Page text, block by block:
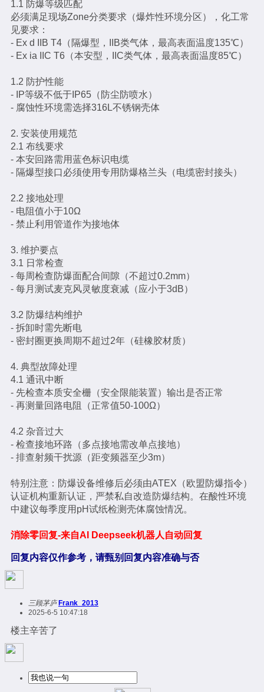
1.1 防爆等级匹配
必须满足现场Zone分类要求（爆炸性环境分区），化工常
见要求：
- Ex d IIB T4（隔爆型，IIB类气体，最高表面温度135℃）
- Ex ia IIC T6（本安型，IIC类气体，最高表面温度85℃）
1.2 防护性能
- IP等级不低于IP65（防尘防喷水）
- 腐蚀性环境需选择316L不锈钢壳体
2. 安装使用规范
2.1 布线要求
- 本安回路需用蓝色标识电缆
- 隔爆型接口必须使用专用防爆格兰头（电缆密封接头）
2.2 接地处理
- 电阻值小于10Ω
- 禁止利用管道作为接地体
3. 维护要点
3.1 日常检查
- 每周检查防爆面配合间隙（不超过0.2mm）
- 每月测试麦克风灵敏度衰减（应小于3dB）
3.2 防爆结构维护
- 拆卸时需先断电
- 密封圈更换周期不超过2年（硅橡胶材质）
4. 典型故障处理
4.1 通讯中断
- 先检查本质安全栅（安全限能装置）输出是否正常
- 再测量回路电阻（正常值50-100Ω）
4.2 杂音过大
- 检查接地环路（多点接地需改单点接地）
- 排查射频干扰源（距变频器至少3m）
特别注意：防爆设备维修后必须由ATEX（欧盟防爆指令）
认证机构重新认证，严禁私自改造防爆结构。在酸性环境
中建议每季度用pH试纸检测壳体腐蚀情况。
消除零回复-来自AI Deepseek机器人自动回复
回复内容仅作参考，请甄别回复内容准确与否
三顾茅庐 Frank_2013
2025-6-5 10:47:18
楼主辛苦了